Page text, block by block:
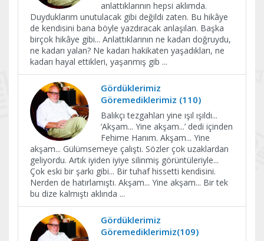
anlattıklarının hepsi aklımda.
Duyduklarım unutulacak gibi değildi zaten. Bu hikâye
de kendisini bana böyle yazdıracak anlaşılan. Başka
birçok hikâye gibi... Anlattıklarının ne kadarı doğruydu,
ne kadarı yalan? Ne kadarı hakikaten yaşadıkları, ne
kadarı hayal ettikleri, yaşanmış gib ...
Gördüklerimiz
Göremediklerimiz (110)
Balıkçı tezgahları yine ışıl ışıldı...
‘Akşam... Yine akşam...’ dedi içinden
Fehime Hanım. Akşam... Yine
akşam... Gülümsemeye çalıştı. Sözler çok uzaklardan
geliyordu. Artık iyiden iyiye silinmiş görüntüleriyle...
Çok eski bir şarkı gibi... Bir tuhaf hissetti kendisini.
Nerden de hatırlamıştı. Akşam... Yine akşam... Bir tek
bu dize kalmıştı aklında ...
Gördüklerimiz
Göremediklerimiz(109)